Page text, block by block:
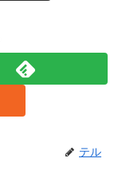
テル